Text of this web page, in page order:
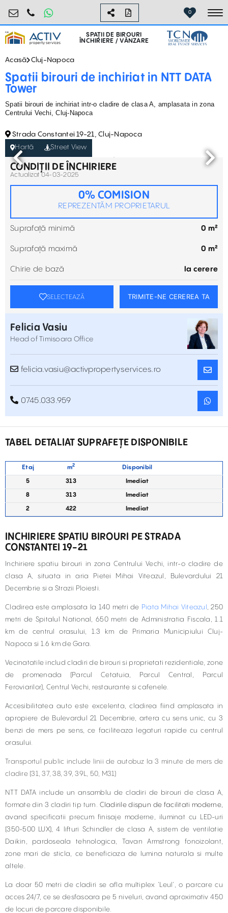
birouri@activpropertyservices.ro
0724.584.442 0
SPAȚII DE BIROURI
ÎNCHIRIERE / VÂNZARE
Acasă Cluj-Napoca
Spatii birouri de inchiriat in NTT DATA
Tower
Spatii birouri de inchiriat intr-o cladire de clasa A, amplasata in zona
Centrului Vechi, Cluj-Napoca
Strada Constantei 19-21, Cluj-Napoca
Hartă
Street View
CONDIȚII DE ÎNCHIRIERE
Actualizat 04-03-2025
0% COMISION
REPREZENTĂM PROPRIETARUL
Suprafață minimă 0 m²
Suprafață maximă 0 m²
Chirie de bază la cerere
SELECTEAZĂ TRIMITE-NE CEREREA TA
Felicia Vasiu
Head of Timisoara Office
felicia.vasiu@activpropertyservices.ro
0745.033.959
TABEL DETALIAT SUPRAFEȚE DISPONIBILE
Etaj m2 Disponibil
5 313 Imediat
8 313 Imediat
2 422 Imediat
INCHIRIERE SPATIU BIROURI PE STRADA
CONSTANTEI 19-21
Inchiriere spatiu birouri in zona Centrului Vechi, intr-o cladire de
clasa A, situata in aria Pietei Mihai Viteazul, Bulevardului 21
Decembrie si a Strazii Ploiesti.
Cladirea este amplasata la 140 metri de Piata Mihai Viteazul
, 250
metri de Spitalul National, 650 metri de Administratia Fiscala, 1.1
km de centrul orasului, 1.3 km de Primaria Municipiului Cluj-
Napoca si 1.6 km de Gara.
Vecinatatile includ cladiri de birouri si proprietati rezidentiale, zone
de promenada (Parcul Cetatuia, Parcul Central, Parcul
Feroviarilor), Centrul Vechi, restaurante si cafenele.
Accesibilitatea auto este excelenta, cladirea fiind amplasata in
apropiere de Bulevardul 21 Decembrie, artera cu sens unic, cu 3
benzi de mers pe sens, ce faciliteaza legaturi rapide cu centrul
orasului.
Transportul public include linii de autobuz la 3 minute de mers de
cladire (31, 37, 38, 39, 39L, 50, M31)
NTT DATA include un ansamblu de cladiri de birouri de clasa A,
formate din 3 cladiri tip turn.
Cladirile dispun de facilitati moderne,
avand specificatii precum finisaje moderne, iluminat cu LED-uri
(350-500 LUX), 4 lifturi Schindler de clasa A, sistem de ventilatie
Daikin, pardoseala tehnologica, Tavan Armstrong fonoizolant,
zone mari de sticla, ce beneficiaza de lumina naturala si multe
altele.
La doar 50 metri de cladiri se afla multiplex ‘Leul’, o parcare cu
acces 24/7, ce se desfasoara pe 5 niveluri, avand aproximativ 450
de locuri de parcare disponibile.